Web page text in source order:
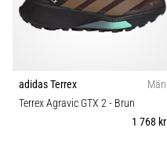
run
riktningsförändringar.
Hur
Komfort och dämpning
Carbon
adidas Terrex
Män
Terrex Agravic GTX 2- Brun
1 768 kr